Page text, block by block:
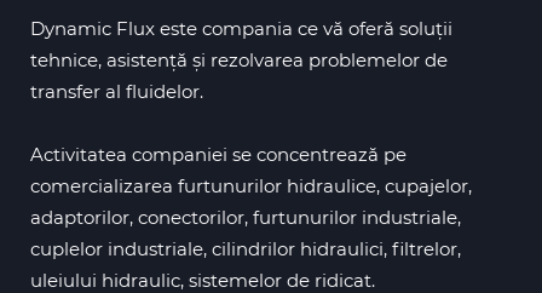
Dynamic Flux este compania ce vă oferă soluții
tehnice, asistență și rezolvarea problemelor de
transfer al fluidelor.
Activitatea companiei se concentrează pe
comercializarea furtunurilor hidraulice, cupajelor,
adaptorilor, conectorilor, furtunurilor industriale,
cuplelor industriale, cilindrilor hidraulici, filtrelor,
uleiului hidraulic, sistemelor de ridicat.